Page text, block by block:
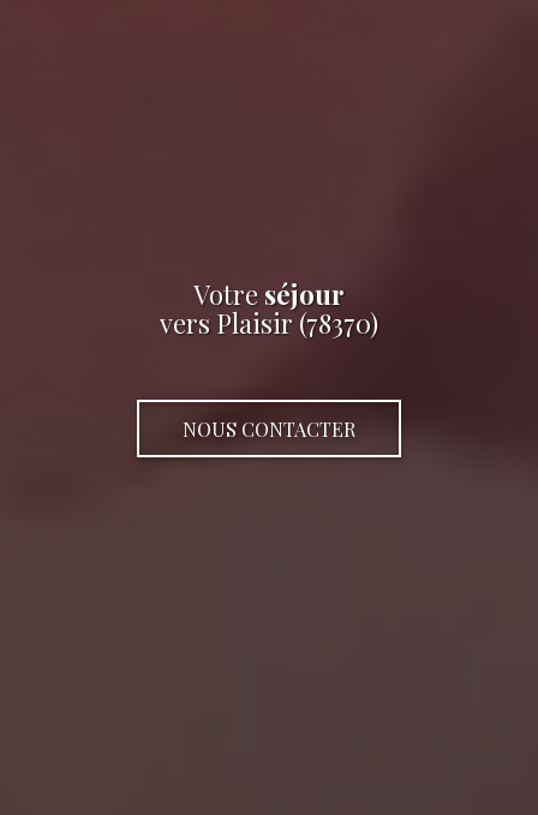
Votre séjour
vers Plaisir (78370)
NOUS CONTACTER